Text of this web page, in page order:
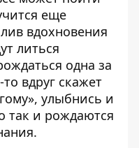
еще
вдохновения
литься
одна за
вдруг скажет
улыбнись и
так и рождаются